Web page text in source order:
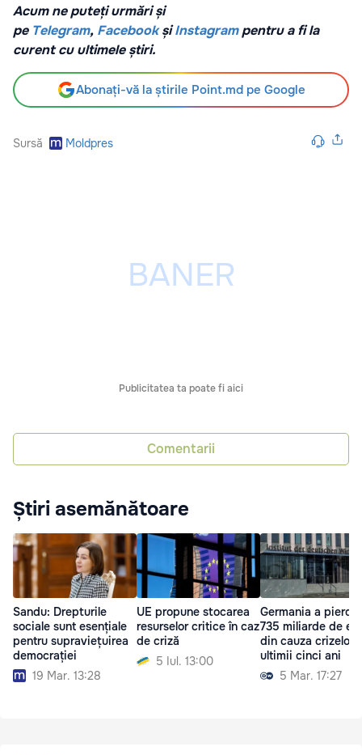
Acum ne puteți urmări și
pe Telegram, Facebook șiInstagrampentru a fi la
curent cu ultimele știri.
Abonați-vă la știrile Point.md pe Google
Sursă Moldpres
Publicitatea ta poate fi aici
Comentarii
Știri asemănătoare
Sandu: Drepturile
sociale sunt esențiale
pentru supraviețuirea
democrației
19 Mar. 13:28
UE propune stocarea
resurselor critice în caz
de criză
5 Iul. 13:00
Germania a pierdut
735 miliarde de
din cauza crizelor
ultimii cinci ani
5 Mar. 17:27